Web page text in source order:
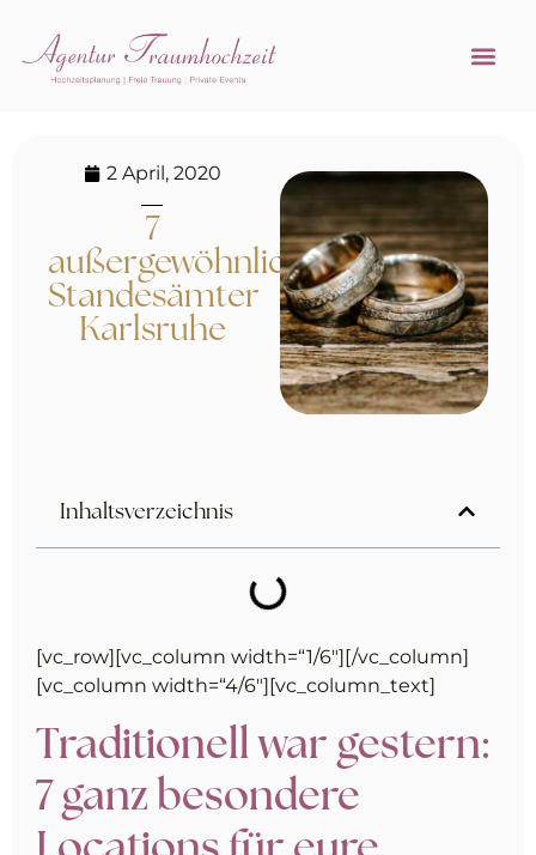
2 April, 2020
7
außergewöhnliche
Standesämter
Karlsruhe
Inhaltsverzeichnis
[vc_row][vc_column width=“1/6″][/vc_column]
[vc_column width=“4/6″][vc_column_text]
Traditionell war gestern:
7 ganz besondere